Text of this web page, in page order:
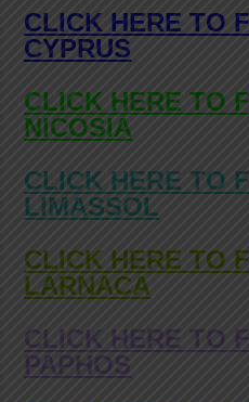
CLICK HERE TO
CYPRUS
CLICK HERE TO
NICOSIA
CLICK HERE TO
LIMASSOL
CLICK HERE TO
LARNACA
CLICK HERE TO
PAPHOS